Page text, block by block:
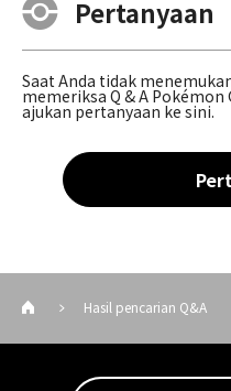
Pertanyaan
Saat Anda tidak
memeriksa Q & A
ajukan pertanyaan ke sini.
Hasil pencarian Q&A